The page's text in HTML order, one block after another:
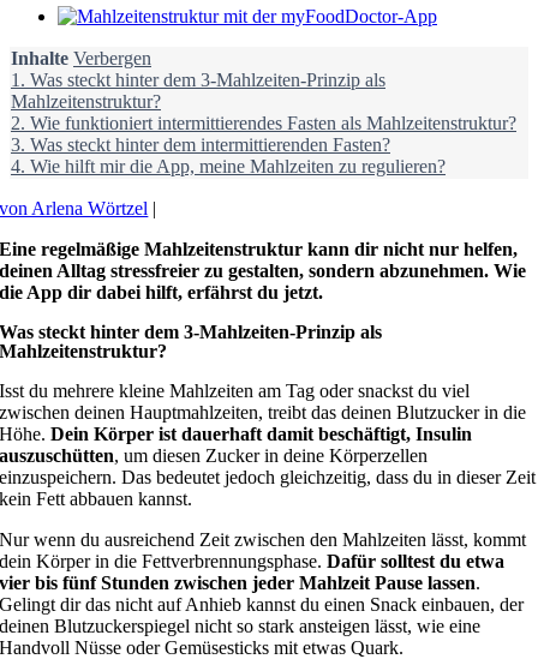
Zeige
Bild
Inhalte Verbergen
1. Was steckt hinter dem 3-Mahlzeiten-Prinzip als
Mahlzeitenstruktur?
2. Wie funktioniert intermittierendes Fasten als Mahlzeitenstruktur?
3. Was steckt hinter dem intermittierenden Fasten?
4. Wie hilft mir die App, meine Mahlzeiten zu regulieren?
von Arlena Wörtzel |
Eine regelmäßige Mahlzeitenstruktur kann dir nicht nur helfen,
deinen Alltag stressfreier zu gestalten, sondern abzunehmen. Wie
die App dir dabei hilft, erfährst du jetzt.
Was steckt hinter dem 3-Mahlzeiten-Prinzip als
Mahlzeitenstruktur?
Isst du mehrere kleine Mahlzeiten am Tag oder snackst du viel
zwischen deinen Hauptmahlzeiten, treibt das deinen Blutzucker in die
Höhe.Dein Körper ist dauerhaft damit beschäftigt, Insulin
auszuschütten, um diesen Zucker in deine Körperzellen
einzuspeichern. Das bedeutet jedoch gleichzeitig, dass du in dieser Zeit
kein Fett abbauen kannst.
Nur wenn du ausreichend Zeit zwischen den Mahlzeiten lässt, kommt
dein Körper in die Fettverbrennungsphase. Dafür solltest du etwa
vier bis fünf Stunden zwischen jeder Mahlzeit Pause lassen.
Gelingt dir das nicht auf Anhieb kannst du einen Snack einbauen, der
deinen Blutzuckerspiegel nicht so stark ansteigen lässt, wie eine
Handvoll Nüsse oder Gemüsesticks mit etwas Quark.